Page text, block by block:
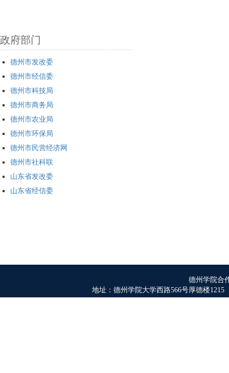
政府部门
德州市发改委
德州市经信委
德州市科技局
德州市商务局
德州市农业局
德州市环保局
德州市民营经济网
德州市社科联
山东省发改委
山东省经信委
德州学院合
地址：德州学院大学西路566号厚德楼1215